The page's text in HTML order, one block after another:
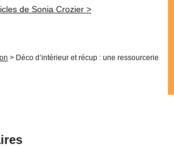
de Sonia Crozier >
> Déco d’intérieur et récup : une ressourcerie